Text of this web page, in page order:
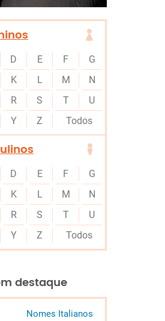
D E F
G
K L M
N
R S T
U
Y Z Todos
D E F
G
K L M
N
R S T
U
Y Z Todos
destaque
Nomes Italianos